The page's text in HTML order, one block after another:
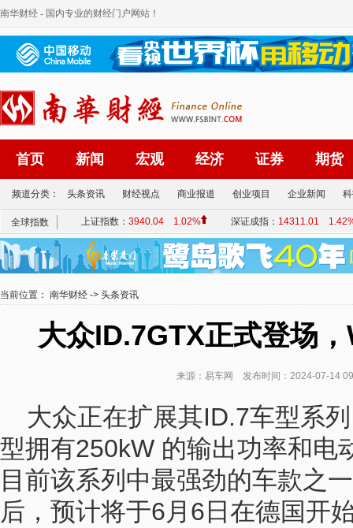
南华财经 - 国内专业的财经门户网站！
首页 新闻 宏观 经济 证券 期货
频道分类： 头条资讯 财经视点 商业报道 创业项目 企业新闻
当前位置： 南华财经 -> 头条资讯
大众ID.7GTX正式登场
来源：易车网 发布时间：2024-07-14
大众正在扩展其ID.7车型系
型拥有250kW 的输出功率和电
目前该系列中最强劲的车款之
后，预计将于6月6日在德国开